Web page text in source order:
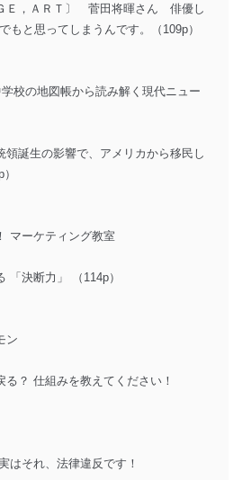
Ｅ，ＡＲＴ〕 菅田将暉さん 俳優し
もと思ってしまうんです。（109p）
校の地図帳から読み解く現代ニュー
誕生の影響で、アメリカから移民し
マーケティング教室
「決断力」 （114p）
ン
？ 仕組みを教えてください！
それ、法律違反です！